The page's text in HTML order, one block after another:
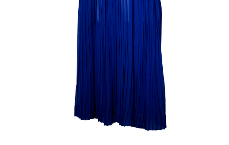
About Envato
Careers
Privacy Policy
Sitemap
Community